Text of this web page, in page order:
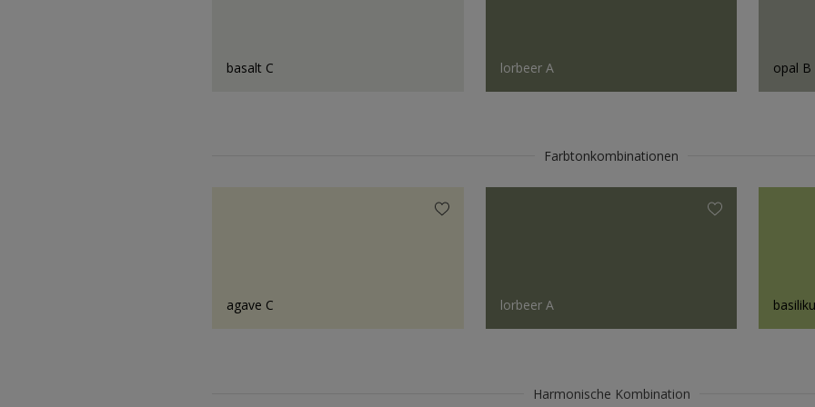
basalt C lorbeer A opal B
Farbtonkombinationen
agave C lorbeer A
Harmonische Kombination